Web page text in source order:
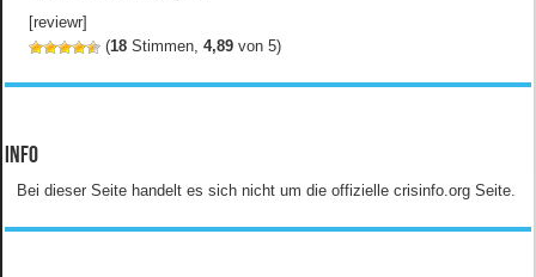
[reviewr]
(18 Stimmen,4,89 von 5)
Info
Bei dieser Seite handelt es sich nicht um die offizielle crisinfo.org Seite.